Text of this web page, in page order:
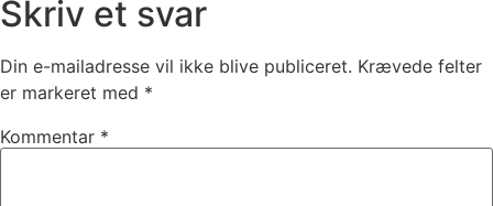
Skriv et svar
Din e-mailadresse vil ikke blive publiceret. Krævede felter
er markeret med *
Kommentar *